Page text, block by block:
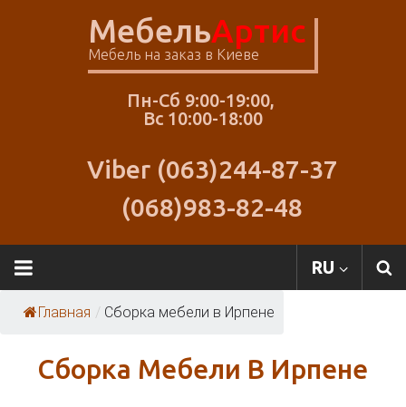
МебельАртис
Мебель на заказ в Киеве
Пн-Сб 9:00-19:00,
Вс 10:00-18:00
Viber (063)244-87-37
(068)983-82-48
RU
Главная / Сборка мебели в Ирпене
Сборка Мебели В Ирпене